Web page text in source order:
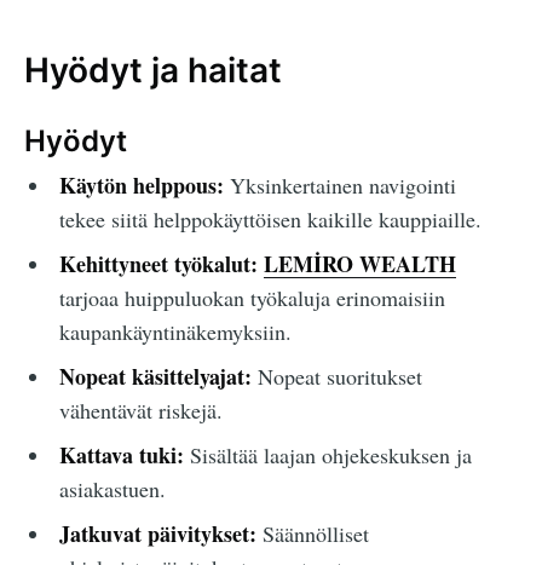
Hyödyt ja haitat
Hyödyt
Käytön helppous: Yksinkertainen navigointi
tekee siitä helppokäyttöisen kaikille kauppiaille.
Kehittyneet työkalut: LEMİRO WEALTH
tarjoaa huippuluokan työkaluja erinomaisiin
kaupankäyntinäkemyksiin.
Nopeat käsittelyajat: Nopeat suoritukset
vähentävät riskejä.
Kattava tuki: Sisältää laajan ohjekeskuksen ja
asiakastuen.
Jatkuvat päivitykset: Säännölliset